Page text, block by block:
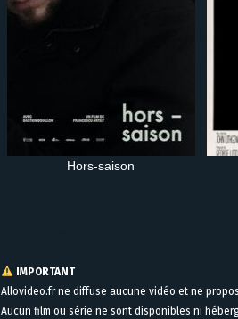
Hors-saison
IMPORTANT
Allovideo.fr ne diffuse aucune vidéo et ne
Aucun film ou série ne sont disponibles ni